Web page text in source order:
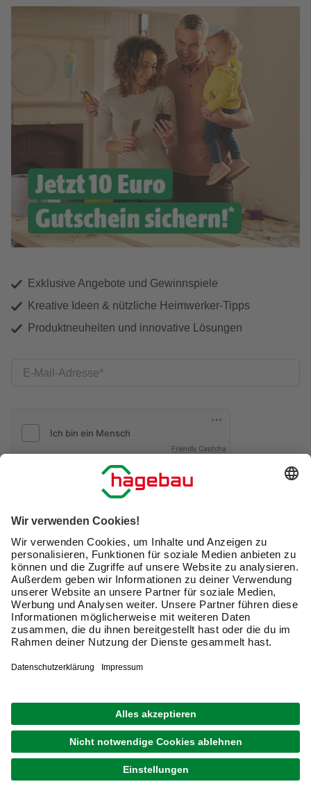
Exklusive Angebote und Gewinnspiele
Kreative Ideen & nützliche Heimwerker-Tipps
Produktneuheiten und innovative Lösungen
E-Mail-Adresse
Friendly Captcha
Ich möchte auf michzugeschnittene E-Mail-Werbung
bin mit derNutzung meiner personenbezogenen
Daten durch hagebau, die E-Mail-Werbung, die
Analyse meines E-Mail-Umgangs sowie die
Zusammenführung und Analyse meiner Kaufdaten,
Coupons und Kartenvorteile umfasst, einverstanden.
Mein Einverständnis kann ich jederzeit widerrufen.
Nach Bestätigung meines Einverständnisses erhalte
ich einen10 € Willkommensgutschein*.
Bitte beachte auch unsere
JETZT ANMELDEN